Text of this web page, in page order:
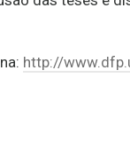
http://